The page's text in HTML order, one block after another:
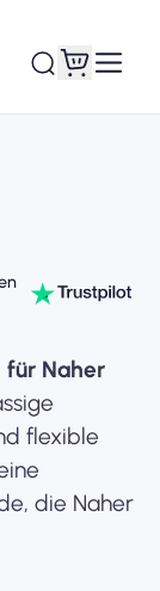
für Naher
flexible
die Naher